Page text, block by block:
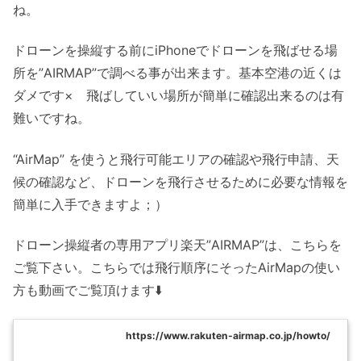
ね。
ドローンを操縦する前にiPhoneでドローンを飛ばせる場
所を”AIRMAP”で調べる事が出来ます。基本空港の近くは
ダメです× 飛ばしていい場所が簡単に確認出来るのは有
難いですね。
“AirMap” を使うと飛行可能エリアの確認や飛行申請、天
候の確認など、ドローンを飛行させるために必要な情報を
簡単に入手できますよ；）
ドローン操縦者の専用アプリ楽天”AIRMAP”は、こちらを
ご覧下さい。こちらでは飛行順序にそったAirMapの使い
方も動画でご覧頂けます⬇️
https://www.rakuten-airmap.co.jp/howto/